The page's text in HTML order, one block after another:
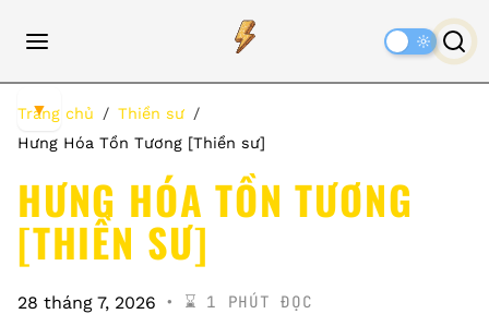
Trang chủ
Thiền sư
Hưng Hóa Tồn Tương [Thiền sư]
HƯNG HÓA TỒN TƯƠNG
[THIỀN SƯ]
28 tháng 7, 2026 ⌛️ 1 PHÚT ĐỌC
▼